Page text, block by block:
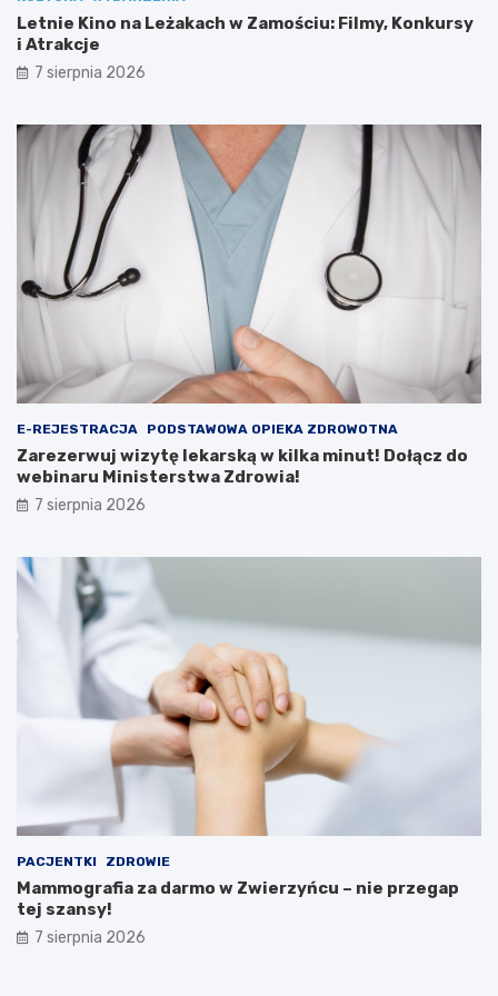
i
e
r
o
ó
s
y
i
A
a
Letnie Kino na Leżakach w Zamościu: Filmy, Konkursy
i Atrakcje
7 sierpnia 2026
E-REJESTRACJA PODSTAWOWA OPIEKA ZDROWOTNA
Zarezerwuj wizytę lekarską w kilka minut! Dołącz do
webinaru Ministerstwa Zdrowia!
7 sierpnia 2026
PACJENTKI ZDROWIE
Mammografia za darmo w Zwierzyńcu – nie przegap
tej szansy!
7 sierpnia 2026